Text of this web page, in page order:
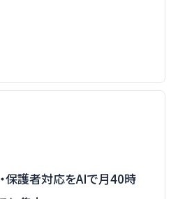
保護者対応をAIで月40時